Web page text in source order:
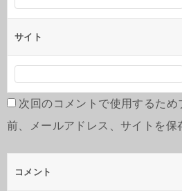
サイト
次回のコメントで使用するため
前、メールアドレス、サイトを保
コメント